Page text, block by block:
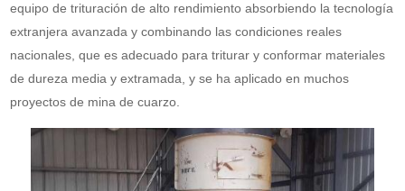
equipo de trituración de alto rendimiento absorbiendo la tecnología
extranjera avanzada y combinando las condiciones reales
nacionales, que es adecuado para triturar y conformar materiales
de dureza media y extramada, y se ha aplicado en muchos
proyectos de mina de cuarzo.